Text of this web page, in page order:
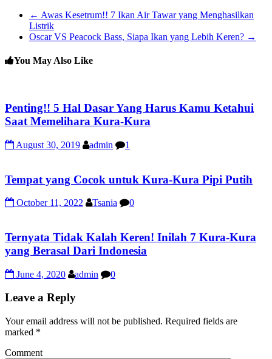
← Awas Kesetrum!! 7 Ikan Air Tawar yang Menghasilkan
Listrik
Oscar VS Peacock Bass, Siapa Ikan yang Lebih Keren? →
You May Also Like
Penting!! 5 Hal Dasar Yang Harus Kamu Ketahui
Saat Memelihara Kura-Kura
August 30, 2019 admin 1
Tempat yang Cocok untuk Kura-Kura Pipi Putih
October 11, 2022 Tsania 0
Ternyata Tidak Kalah Keren! Inilah 7 Kura-Kura
yang Berasal Dari Indonesia
June 4, 2020 admin 0
Leave a Reply
Your email address will not be published. Required fields are
marked *
Comment